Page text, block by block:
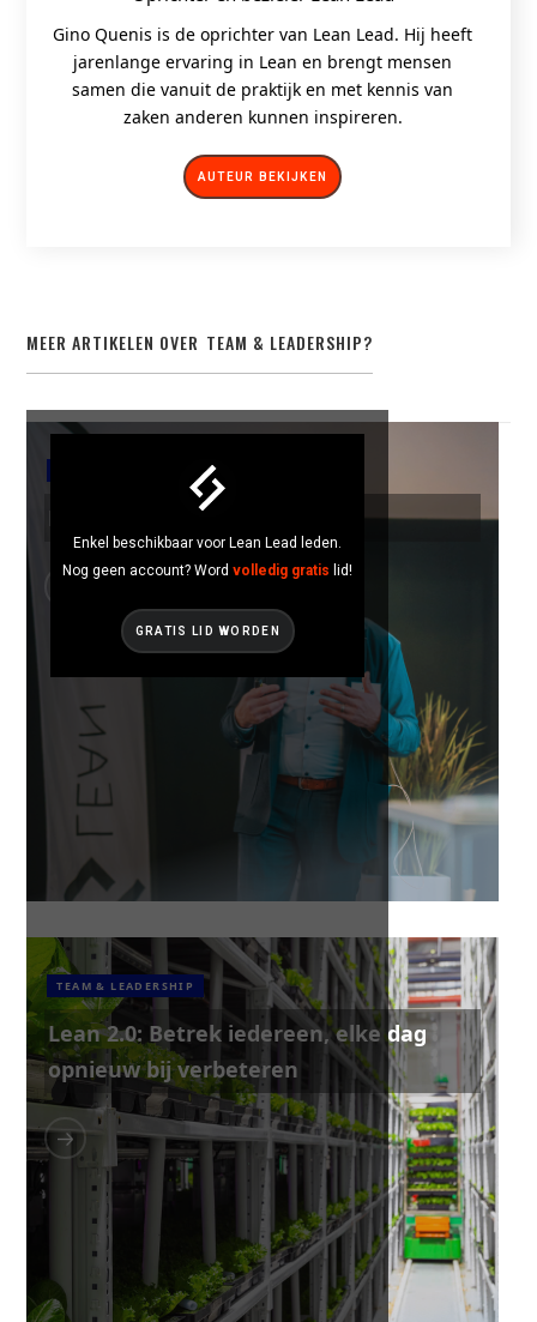
Gino Quenis is de oprichter van Lean Lead. Hij heeft
jarenlange ervaring in Lean en brengt mensen
samen die vanuit de praktijk en met kennis van
zaken anderen kunnen inspireren.
AUTEUR BEKIJKEN
MEER ARTIKELEN OVER TEAM & LEADERSHIP?
Kautex , Grow with Respect
TEAM & LEADERSHIP
Lean 2.0: Betrek iedereen, elke dag
opnieuw bij verbeteren
Enkel beschikbaar voor Lean Lead leden.
Nog geen account? Wordvolledig gratis lid!
GRATIS LID WORDEN